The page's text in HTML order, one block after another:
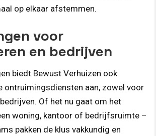
op elkaar afstemmen.
voor
en bedrijven
biedt Bewust Verhuizen ook
ontruimingsdiensten aan, zowel voor
Of het nu gaat om het
woning, kantoor of bedrijfsruimte –
pakken de klus vakkundig en